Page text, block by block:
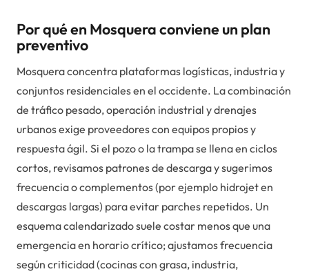
Por qué en Mosquera conviene un plan
preventivo
Mosquera concentra plataformas logísticas, industria y
conjuntos residenciales en el occidente. La combinación
de tráfico pesado, operación industrial y drenajes
urbanos exige proveedores con equipos propios y
respuesta ágil. Si el pozo o la trampa se llena en ciclos
cortos, revisamos patrones de descarga y sugerimos
frecuencia o complementos (por ejemplo hidrojet en
descargas largas) para evitar parches repetidos. Un
esquema calendarizado suele costar menos que una
emergencia en horario crítico; ajustamos frecuencia
según criticidad (cocinas con grasa, industria,